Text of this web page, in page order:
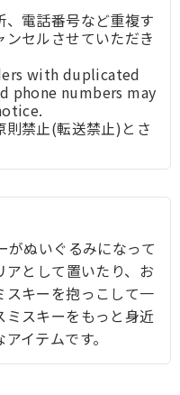
電話番号など重複す
セルさせていただき
with duplicated
phone numbers may
禁止(転送禁止)とさ
がぬいぐるみになって
として置いたり、お
キーを抱っこして一
スキーをもっと身近
イテムです。